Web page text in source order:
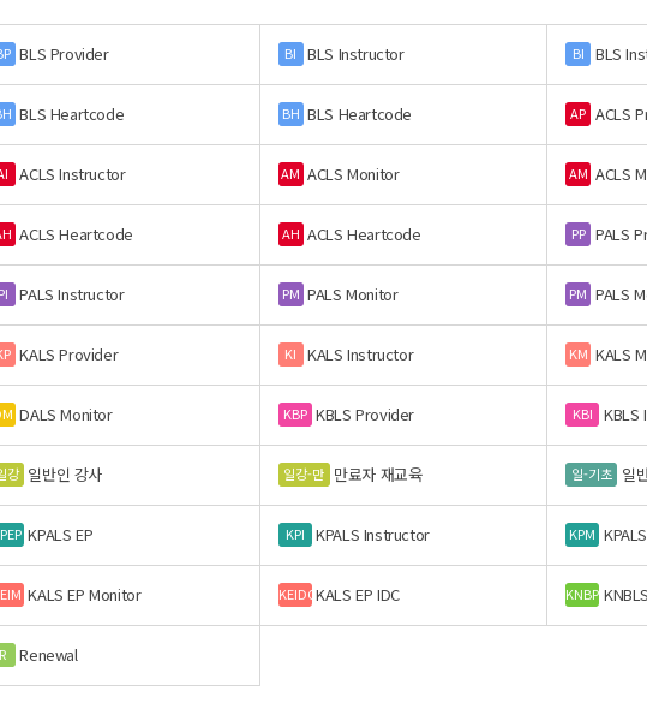
BLS Provider BI BLS Instructor BI BLS
BLS Heartcode BH BLS Heartcode AP ACLS
ACLS Instructor AM ACLS Monitor AM ACLS
ACLS Heartcode AH ACLS Heartcode PP PALS
PI PALS Instructor PM PALS Monitor PM PALS
KALS Provider KI KALS Instructor KM KALS
DALS Monitor KBP KBLS Provider KBI KBLS
강 일반인 강사 일강-만 만료자 재교육 일-기초 일
KPALS EP KPI KPALS Instructor KPM
KALS EP Monitor KEIDCKALS EP IDC KNBP
R Renewal